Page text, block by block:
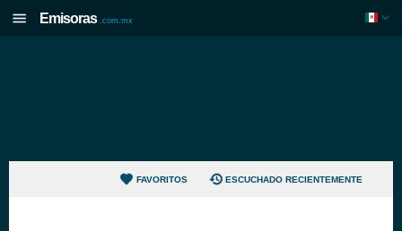
Emisoras .com.mx
FAVORITOS ESCUCHADO RECIENTEMENTE